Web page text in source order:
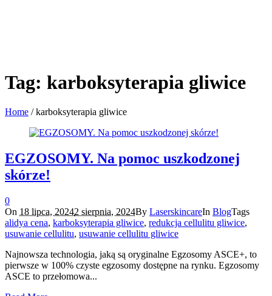
Tag: karboksyterapia gliwice
Home /karboksyterapia gliwice
EGZOSOMY. Na pomoc uszkodzonej
skórze!
0
On 18 lipca, 20242 sierpnia, 2024By LaserskincareIn BlogTags
alidya cena, karboksyterapia gliwice, redukcja cellulitu gliwice,
usuwanie cellulitu, usuwanie cellulitu gliwice
Najnowsza technologia, jaką są oryginalne Egzosomy ASCE+, to
pierwsze w 100% czyste egzosomy dostępne na rynku. Egzosomy
ASCE to przełomowa...